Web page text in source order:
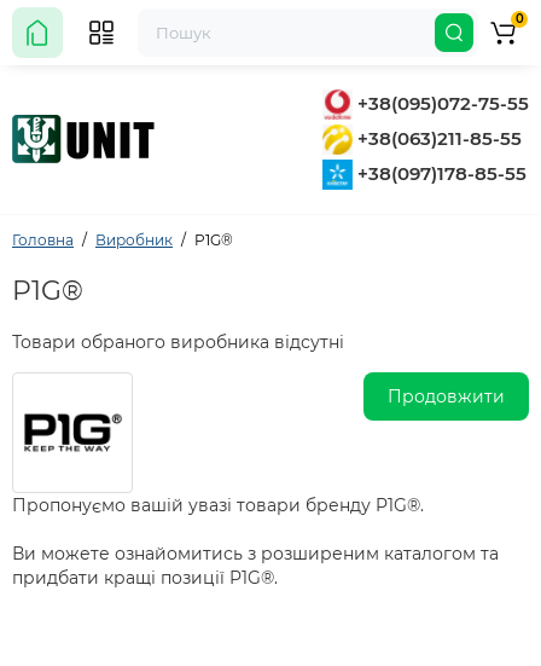
+38(095)072-75-55
+38(063)211-85-55
+38(097)178-85-55
0
Головна Виробник P1G®
P1G®
Товари обраного виробника відсутні
Продовжити
Пропонуємо вашій увазі товари бренду P1G®.
Ви можете ознайомитись з розширеним каталогом та
придбати кращі позиції P1G®.